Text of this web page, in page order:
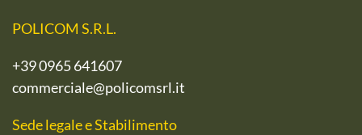
POLICOM S.R.L.
+39 0965 641607
commerciale@policomsrl.it
Sede legale e Stabilimento